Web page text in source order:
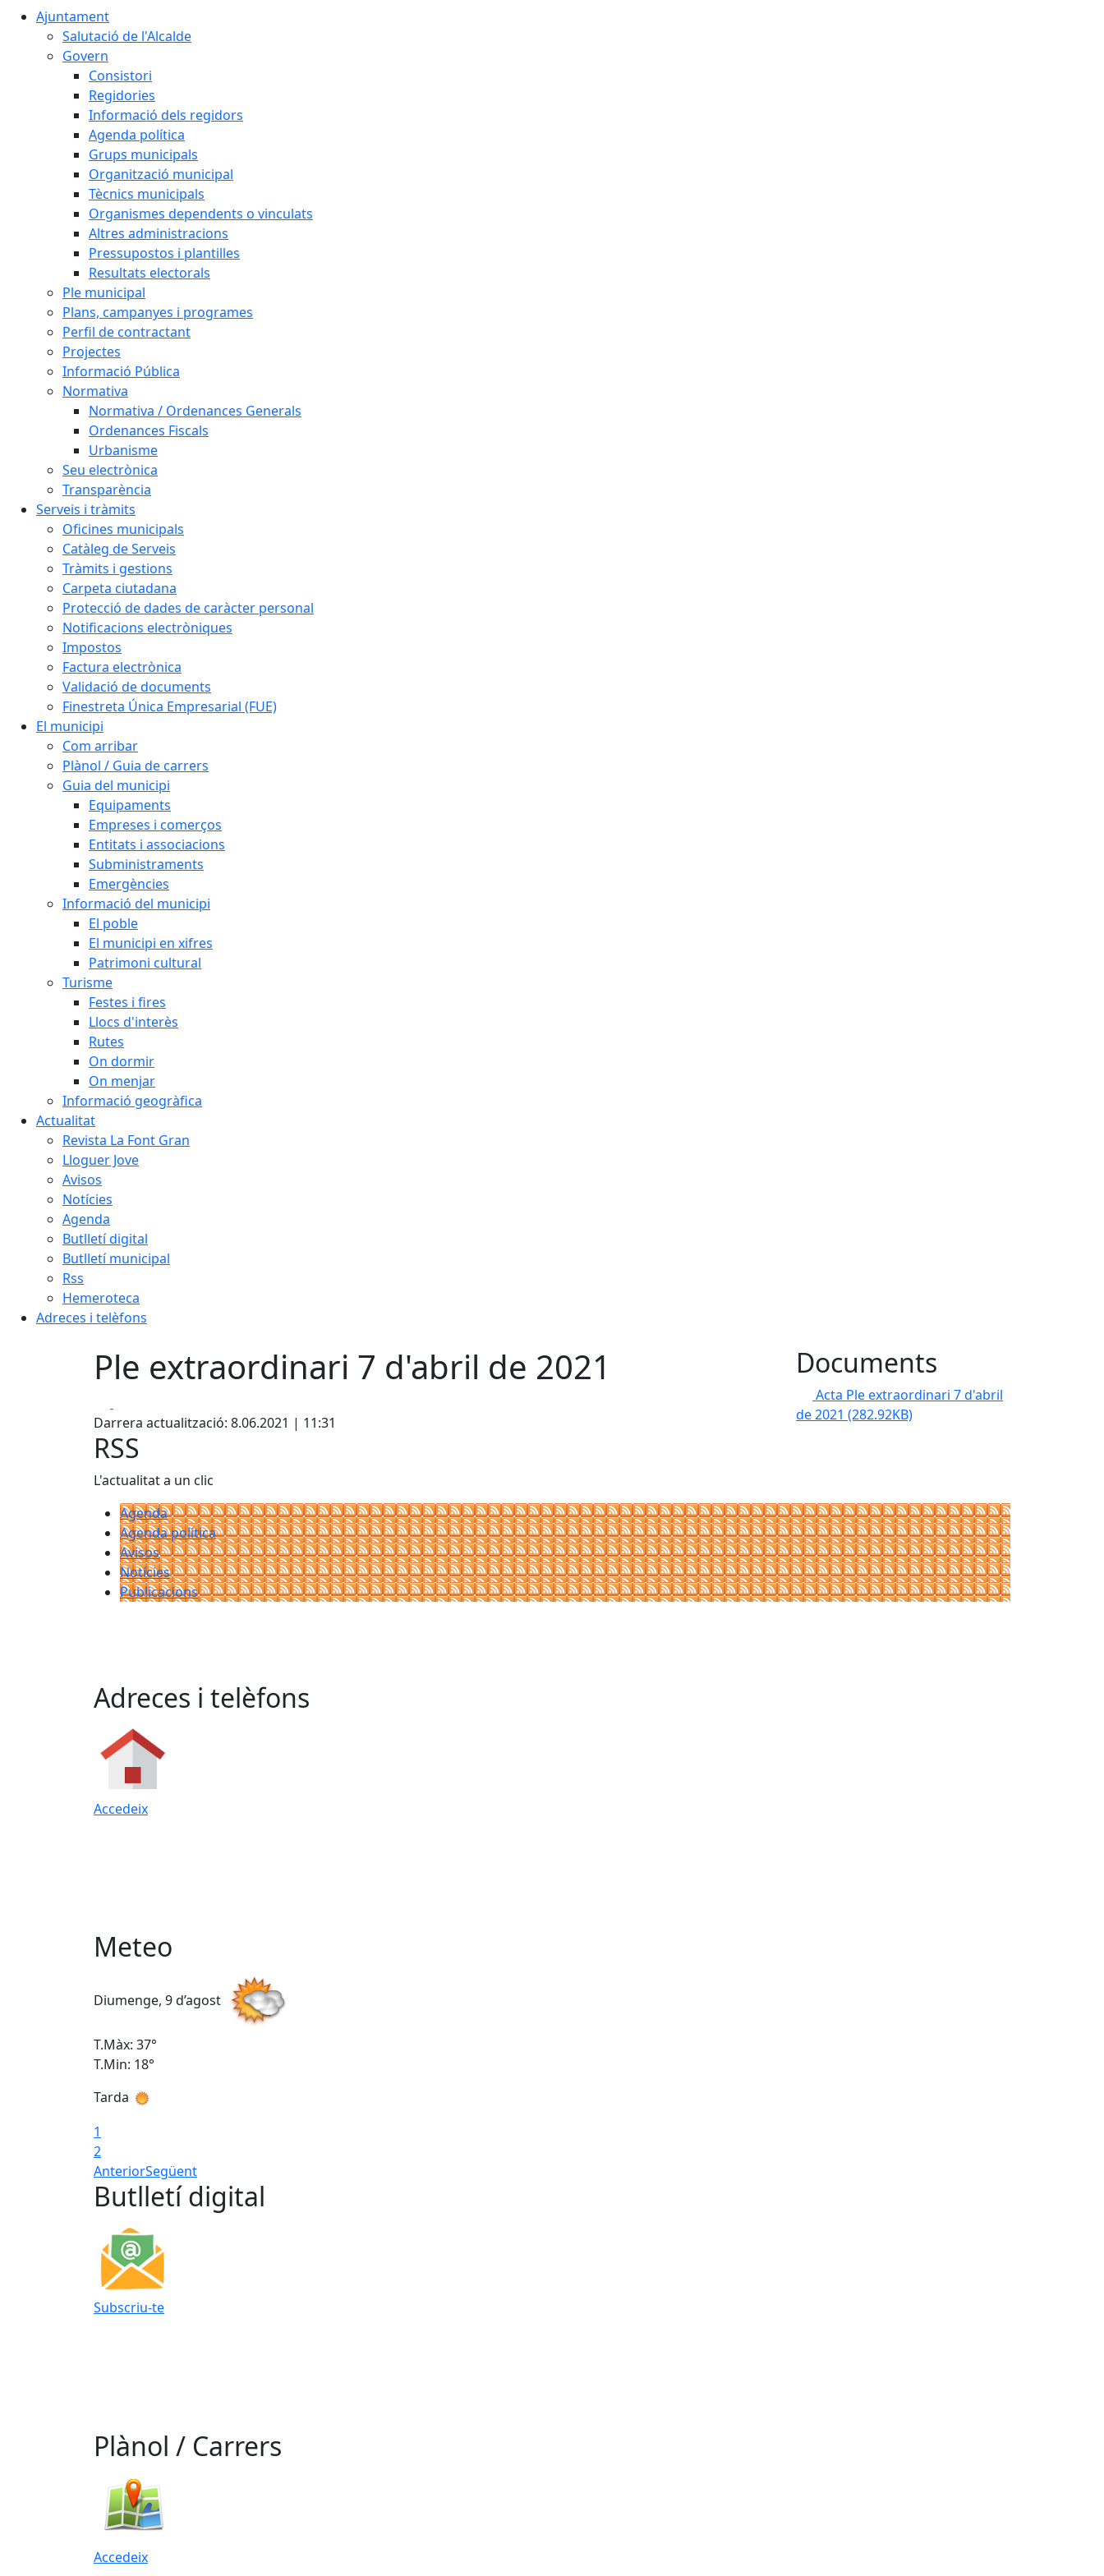
Ajuntament
Salutació de l'Alcalde
Govern
Consistori
Regidories
Informació dels regidors
Agenda política
Grups municipals
Organització municipal
Tècnics municipals
Organismes dependents o vinculats
Altres administracions
Pressupostos i plantilles
Resultats electorals
Ple municipal
Plans, campanyes i programes
Perfil de contractant
Projectes
Informació Pública
Normativa
Normativa / Ordenances Generals
Ordenances Fiscals
Urbanisme
Seu electrònica
Transparència
Serveis i tràmits
Oficines municipals
Catàleg de Serveis
Tràmits i gestions
Carpeta ciutadana
Protecció de dades de caràcter personal
Notificacions electròniques
Impostos
Factura electrònica
Validació de documents
Finestreta Única Empresarial (FUE)
El municipi
Com arribar
Plànol / Guia de carrers
Guia del municipi
Equipaments
Empreses i comerços
Entitats i associacions
Subministraments
Emergències
Informació del municipi
El poble
El municipi en xifres
Patrimoni cultural
Turisme
Festes i fires
Llocs d'interès
Rutes
On dormir
On menjar
Informació geogràfica
Actualitat
Revista La Font Gran
Lloguer Jove
Avisos
Notícies
Agenda
Butlletí digital
Butlletí municipal
Rss
Hemeroteca
Adreces i telèfons
Ple extraordinari 7 d'abril de 2021
Darrera actualització: 8.06.2021 | 11:31
Documents
Acta Ple extraordinari 7 d'abril
de 2021 (282.92KB)
RSS
L'actualitat a un clic
Agenda
Agenda política
Avisos
Notícies
Publicacions
Adreces i telèfons
Accedeix
Meteo
Diumenge, 9 d’agost
T.Màx: 37°
T.Min: 18°
Tarda
1
2
AnteriorSegüent
Butlletí digital
Subscriu-te
Plànol / Carrers
Accedeix